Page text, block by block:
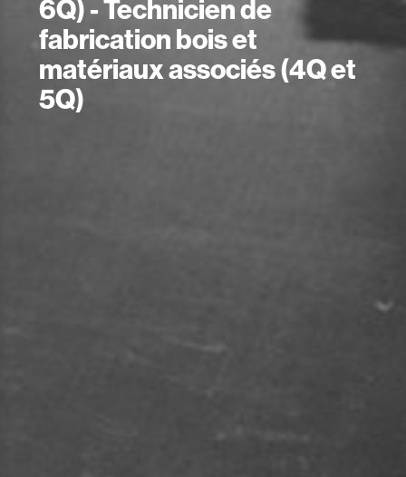
6Q) - Technicien de
fabrication bois et
matériaux associés (4Q et
5Q)